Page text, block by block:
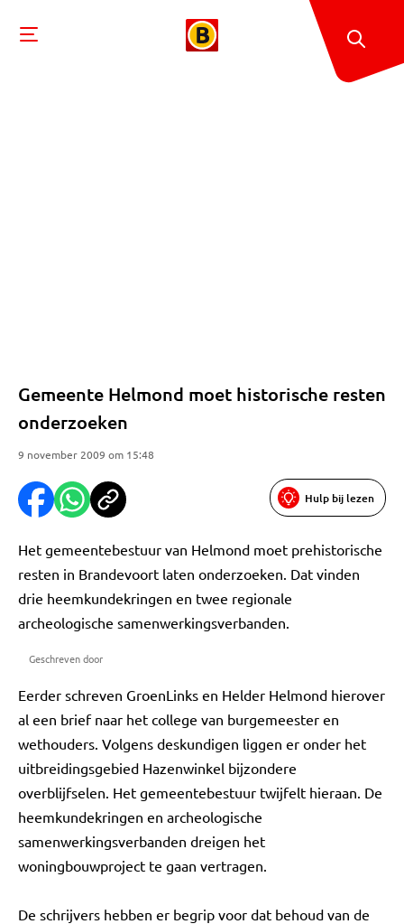
Gemeente Helmond moet historische resten
onderzoeken
9 november 2009 om 15:48
Hulp bij lezen
Het gemeentebestuur van Helmond moet prehistorische
resten in Brandevoort laten onderzoeken. Dat vinden
drie heemkundekringen en twee regionale
archeologische samenwerkingsverbanden.
Geschreven door
Eerder schreven GroenLinks en Helder Helmond hierover
al een brief naar het college van burgemeester en
wethouders. Volgens deskundigen liggen er onder het
uitbreidingsgebied Hazenwinkel bijzondere
overblijfselen. Het gemeentebestuur twijfelt hieraan. De
heemkundekringen en archeologische
samenwerkingsverbanden dreigen het
woningbouwproject te gaan vertragen.
De schrijvers hebben er begrip voor dat behoud van de